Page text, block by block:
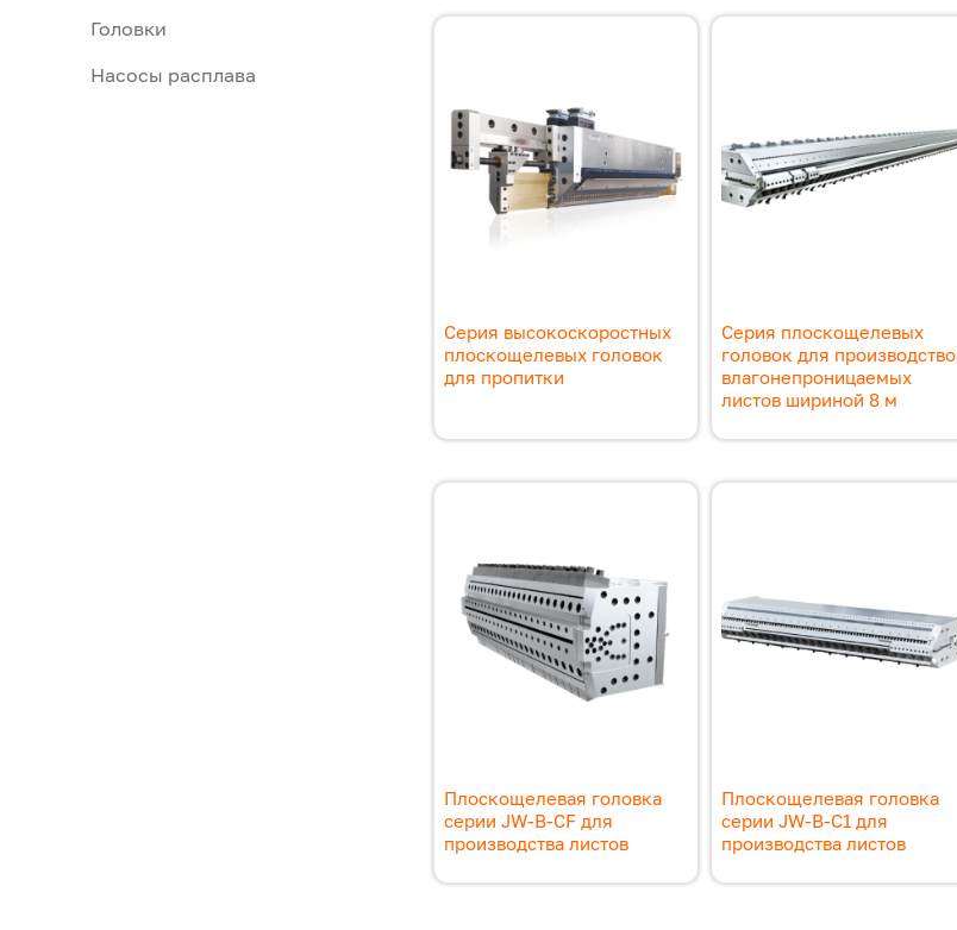
Головки
Насосы расплава
Серия высокоскоростных
плоскощелевых головок
для пропитки
Серия плоскощелевых
головок для производство
влагонепроницаемых
листов шириной 8 м
Плоскощелевая головка
серии JW-B-CF для
производства листов
Плоскощелевая головка
серии JW-B-C1 для
производства листов